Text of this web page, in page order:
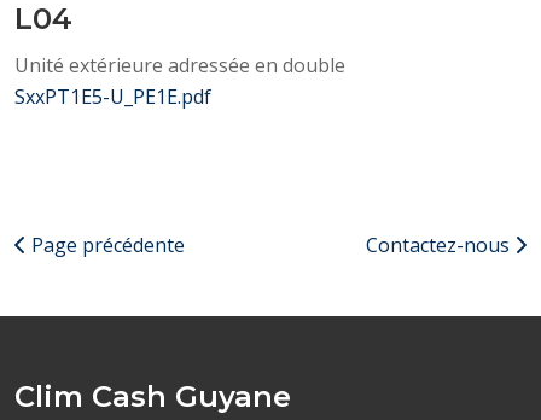
L04
Unité extérieure adressée en double
SxxPT1E5-U_PE1E.pdf
Page précédente Contactez-nous
Clim Cash Guyane